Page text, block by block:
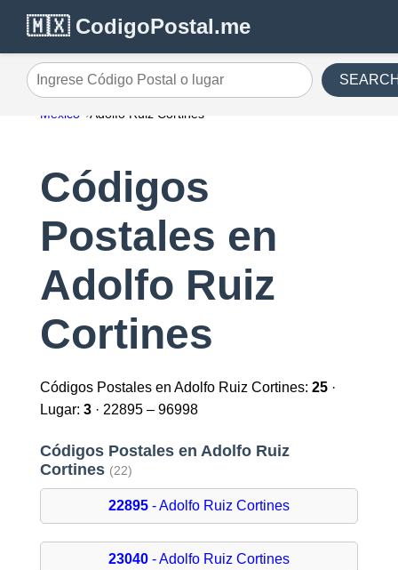
🇲🇽 CodigoPostal.me
Ingrese Código Postal o lugar
México Adolfo Ruiz Cortines
Códigos
Postales en
Adolfo Ruiz
Cortines
Códigos Postales en Adolfo Ruiz Cortines: 25·
Lugar: 3· 22895 – 96998
Códigos Postales en Adolfo Ruiz
Cortines (22)
22895- Adolfo Ruiz Cortines
23040- Adolfo Ruiz Cortines